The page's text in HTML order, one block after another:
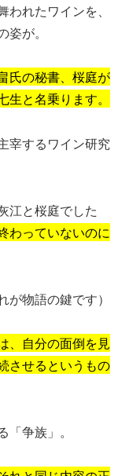
れたワインを、
が。
氏の秘書、桜庭が
と名乗ります。
宰するワイン研究
江と桜庭でした
わっていないのに
物語の鍵です）
、自分の面倒を見
させるというもの
争族」。